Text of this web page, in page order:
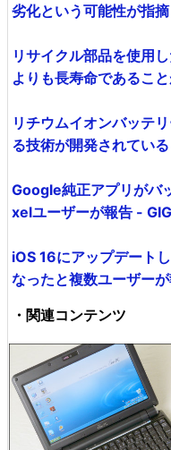
劣化という可能性が指
リサイクル部品を使用
よりも長寿命であるこ
リチウムイオンバッテ
る技術が開発されてい
Google純正アプリがバ
xelユーザーが報告 -
iOS 16にアップデート
なったと複数ユーザー
・関連コンテンツ